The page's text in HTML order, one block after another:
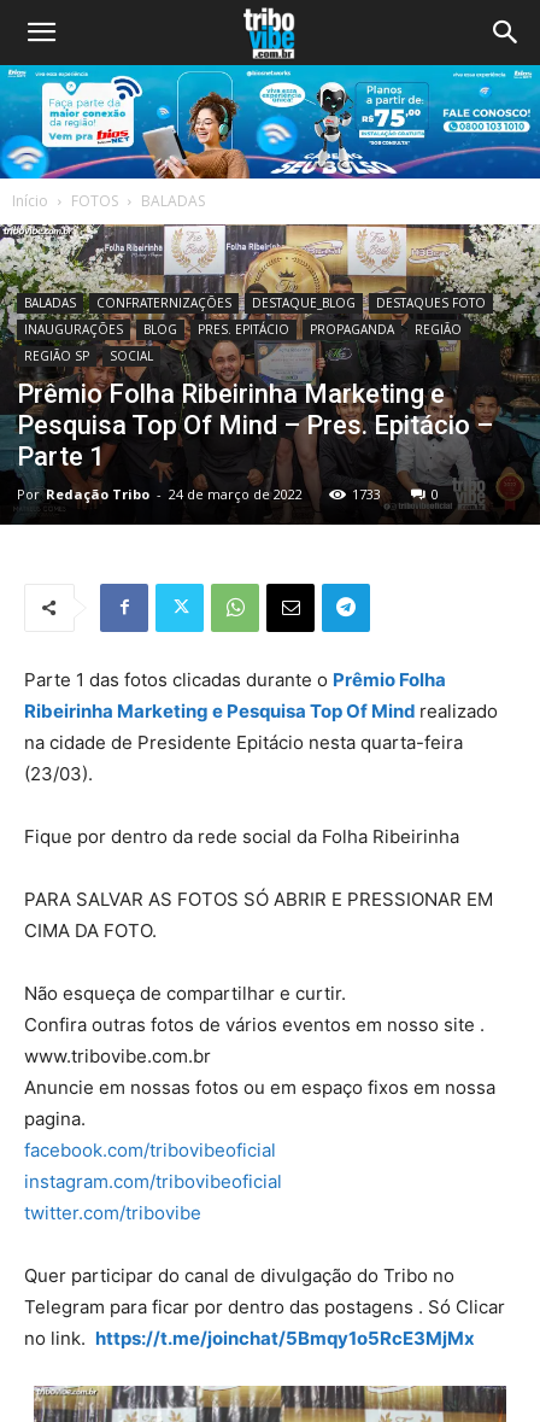
Início FOTOS BALADAS
BALADAS CONFRATERNIZAÇÕES DESTAQUE_BLOG
DESTAQUES FOTO
INAUGURAÇÕES
BLOG PRES. EPITÁCIO PROPAGANDA
REGIÃO
REGIÃO SP
SOCIAL
Prêmio Folha Ribeirinha Marketing e
Pesquisa Top Of Mind – Pres. Epitácio –
Parte 1
Por Redação Tribo - 24 de março de 2022 1733 0
Parte 1 das fotos clicadas durante o Prêmio Folha
Ribeirinha Marketing e Pesquisa Top Of Mind realizado
na cidade de Presidente Epitácio nesta quarta-feira
(23/03).
Fique por dentro da rede social da Folha Ribeirinha
PARA SALVAR AS FOTOS SÓ ABRIR E PRESSIONAR EM
CIMA DA FOTO.
Não esqueça de compartilhar e curtir.
Confira outras fotos de vários eventos em nosso site .
www.tribovibe.com.br
Anuncie em nossas fotos ou em espaço fixos em nossa
pagina.
facebook.com/tribovibeoficial
instagram.com/tribovibeoficial
twitter.com/tribovibe
Quer participar do canal de divulgação do Tribo no
Telegram para ficar por dentro das postagens . Só Clicar
no link. https://t.me/joinchat/5Bmqy1o5RcE3MjMx